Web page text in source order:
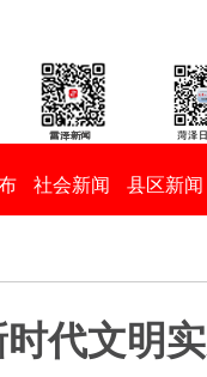
社会新闻 县区新闻
代文明